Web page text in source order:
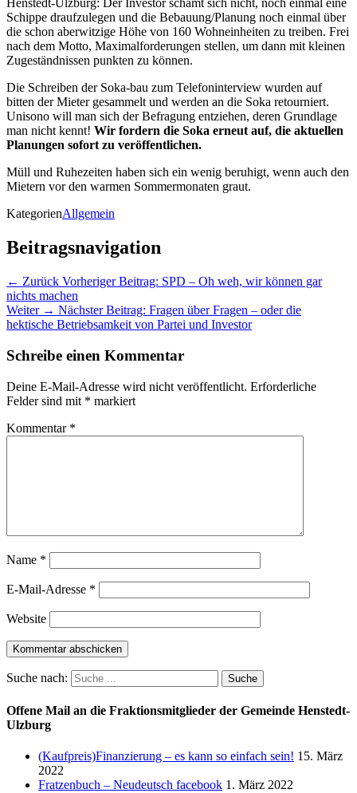
Henstedt-Ulzburg: Der Investor schämt sich nicht, noch einmal eine
Schippe draufzulegen und die Bebauung/Planung noch einmal über
die schon aberwitzige Höhe von 160 Wohneinheiten zu treiben. Frei
nach dem Motto, Maximalforderungen stellen, um dann mit kleinen
Zugeständnissen punkten zu können.
Die Schreiben der Soka-bau zum Telefoninterview wurden auf
bitten der Mieter gesammelt und werden an die Soka retourniert.
Unisono will man sich der Befragung entziehen, deren Grundlage
man nicht kennt! Wir fordern die Soka erneut auf, die aktuellen
Planungen sofort zu veröffentlichen.
Müll und Ruhezeiten haben sich ein wenig beruhigt, wenn auch den
Mietern vor den warmen Sommermonaten graut.
KategorienAllgemein
Beitragsnavigation
← Zurück Vorheriger Beitrag: SPD – Oh weh, wir können gar
nichts machen
Weiter → Nächster Beitrag: Fragen über Fragen – oder die
hektische Betriebsamkeit von Partei und Investor
Schreibe einen Kommentar
Deine E-Mail-Adresse wird nicht veröffentlicht. Erforderliche
Felder sind mit * markiert
Kommentar *
Name *
E-Mail-Adresse *
Website
Suche nach:
Offene Mail an die Fraktionsmitglieder der Gemeinde Henstedt-
Ulzburg
(Kaufpreis)Finanzierung – es kann so einfach sein! 15. März
2022
Fratzenbuch – Neudeutsch facebook 1. März 2022